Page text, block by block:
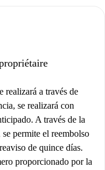
realizará a través de
se realizará con
A través de la
permite el reembolso
de quince días.
proporcionado por la